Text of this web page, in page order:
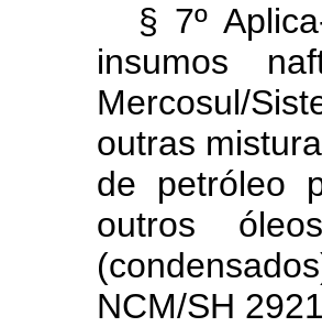
§ 7º
insumos
Mercosul/
outras
de petróleo
outros
NCM/SH